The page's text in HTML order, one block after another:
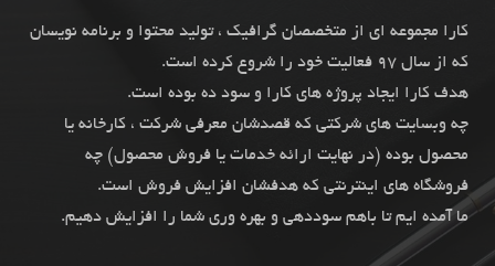
کارا مجموعه ای از متخصصان گرافیک ، تولید محتوا و برنامه نویسان
که از سال 97 فعالیت خود را شروع کرده است.
هدف کارا ایجاد پروژه های کارا و سود ده بوده است.
چه وبسایت های شرکتی که قصدشان معرفی شرکت ، کارخانه یا
محصول بوده (در نهایت ارائه خدمات یا فروش محصول) چه
فروشگاه های اینترنتی که هدفشان افزایش فروش است.
ما آمده ایم تا باهم سوددهی و بهره وری شما را افزایش دهیم.